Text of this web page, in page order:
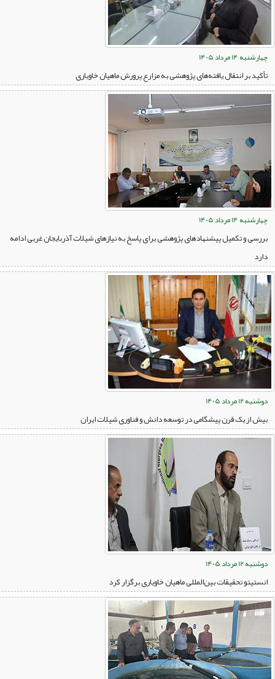
چهارشنبه 14 مرداد 1405
تأکید بر انتقال یافته‌های پژوهشی به مزارع پرورش ماهیان خاویاری
چهارشنبه 14 مرداد 1405
بررسی و تکمیل پیشنهادهای پژوهشی برای پاسخ به نیازهای شیلات آذربایجان غربی ادامه
دارد
دوشنبه 12 مرداد 1405
بیش از یک قرن پیشگامی در توسعه دانش و فناوری شیلات ایران
دوشنبه 12 مرداد 1405
انستیتو تحقیقات بین‌المللی ماهیان خاویاری برگزار کرد